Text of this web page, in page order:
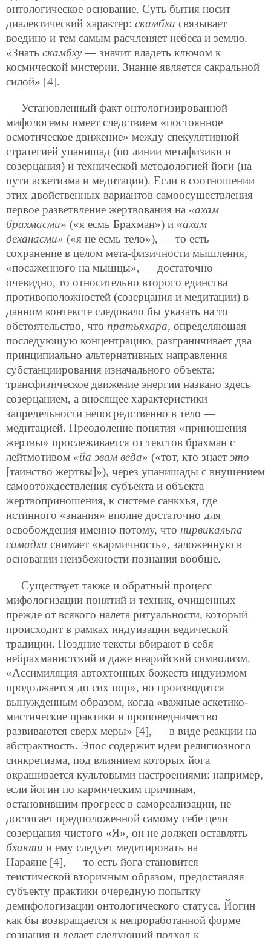
онтологическое основание. Суть бытия носит
диалектический характер: скамбха связывает
воедино и тем самым расчленяет небеса и землю.
«Знать скамбху— значит владеть ключом к
космической мистерии. Знание является сакральной
силой» [4].
Установленный факт онтологизированной
мифологемы имеет следствием «постоянное
осмотическое движение» между спекулятивной
стратегией упанишад (по линии метафизики и
созерцания) и технической методологией йоги (на
пути аскетизма и медитации). Если в соотношении
этих двойственных вариантов самоосуществления
первое разветвление жертвования на «ахам
брахмасми» («я есмь Брахман») и «ахам
деханасми» («я не есмь тело»), — то есть
сохранение в целом мета-физичности мышления,
«посаженного на мышцы», — достаточно
очевидно, то относительно второго единства
противоположностей (созерцания и медитации) в
данном контексте следовало бы указать на то
обстоятельство, что пратьяхара, определяющая
последующую концентрацию, разграничивает два
принципиально альтернативных направления
субстанциирования изначального объекта:
трансфизическое движение энергии названо здесь
созерцанием, а вносящее характеристики
запредельности непосредственно в тело —
медитацией. Преодоление понятия «приношения
жертвы» прослеживается от текстов брахман с
лейтмотивом «йа эвам веда» («тот, кто знает это
[таинство жертвы]»), через упанишады с внушением
самоотождествления субъекта и объекта
жертвоприношения, к системе санкхья, где
истинного «знания» вполне достаточно для
освобождения именно потому, что нирвикальпа
самадхи снимает «кармичность», заложенную в
основании неизбежности познания вообще.
Существует также и обратный процесс
мифологизации понятий и техник, очищенных
прежде от всякого налета ритуальности, который
происходит в рамках индуизации ведической
традиции. Поздние тексты вбирают в себя
небрахманистский и даже неарийский символизм.
«Ассимиляция автохтонных божеств индуизмом
продолжается до сих пор», но производится
вынужденным образом, когда «важные аскетико-
мистические практики и проповедничество
развиваются сверх меры» [4], — в виде реакции на
абстрактность. Эпос содержит идеи религиозного
синкретизма, под влиянием которых йога
окрашивается культовыми настроениями: например,
если йогин по кармическим причинам,
остановившим прогресс в самореализации, не
достигает предположенной самому себе цели
созерцания чистого «Я», он не должен оставлять
бхакти и ему следует медитировать на
Нараяне [4], — то есть йога становится
теистической вторичным образом, предоставляя
субъекту практики очередную попытку
демифологизации онтологического статуса. Йогин
как бы возвращается к непроработанной форме
сознания и делает следующий подход к